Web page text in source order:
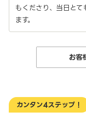
もくださり、当日とて
ます。
お客
カンタン4ステップ！